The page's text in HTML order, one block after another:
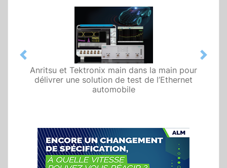
Anritsu et Tektronix main dans la main pour
délivrer une solution de test de l’Ethernet
automobile
Previous Next